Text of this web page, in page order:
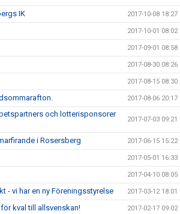
IK 2017-10-08 18:27
2017-10-01 08:02
2017-09-01 08:58
2017-08-30 08:26
2017-08-15 08:30
2017-08-06 20:17
och lotterisponsorer
2017-07-03 09:21
i Rosersberg 2017-06-15 15:22
2017-05-01 16:33
2017-04-10 08:05
- vi har en ny Föreningsstyrelse 2017-03-12 18:01
kval till allsvenskan! 2017-02-17 09:02